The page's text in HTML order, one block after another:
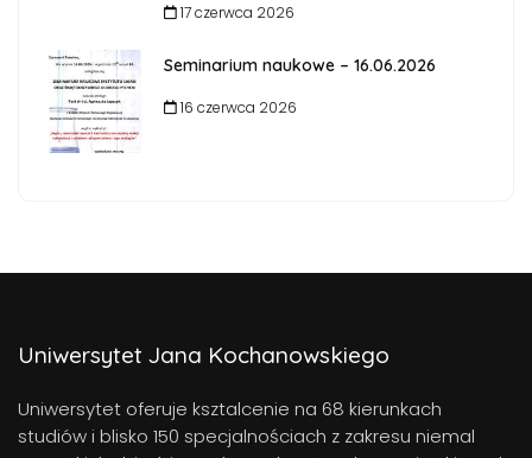
17 czerwca 2026
Seminarium naukowe – 16.06.2026
16 czerwca 2026
Uniwersytet Jana Kochanowskiego
Uniwersytet oferuje ksztalcenie na 68 kierunkach
studiów i blisko 150 specjalnościach z zakresu niemal